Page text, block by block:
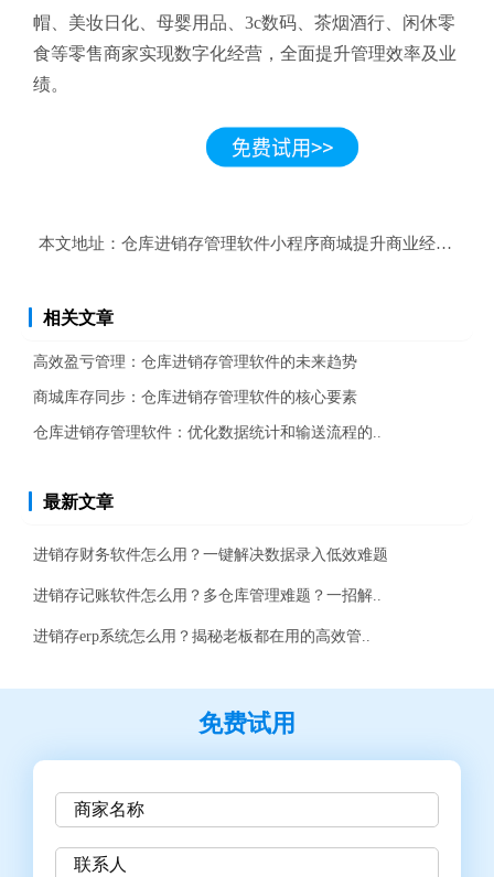
帽、美妆日化、母婴用品、3c数码、茶烟酒行、闲休零
食等零售商家实现数字化经营，全面提升管理效率及业
绩。
本文地址： 仓库进销存管理软件小程序商城提升商业经营效益
相关文章
高效盈亏管理：仓库进销存管理软件的未来趋势
商城库存同步：仓库进销存管理软件的核心要素
仓库进销存管理软件：优化数据统计和输送流程的..
最新文章
进销存财务软件怎么用？一键解决数据录入低效难题
进销存记账软件怎么用？多仓库管理难题？一招解..
进销存erp系统怎么用？揭秘老板都在用的高效管..
免费试用